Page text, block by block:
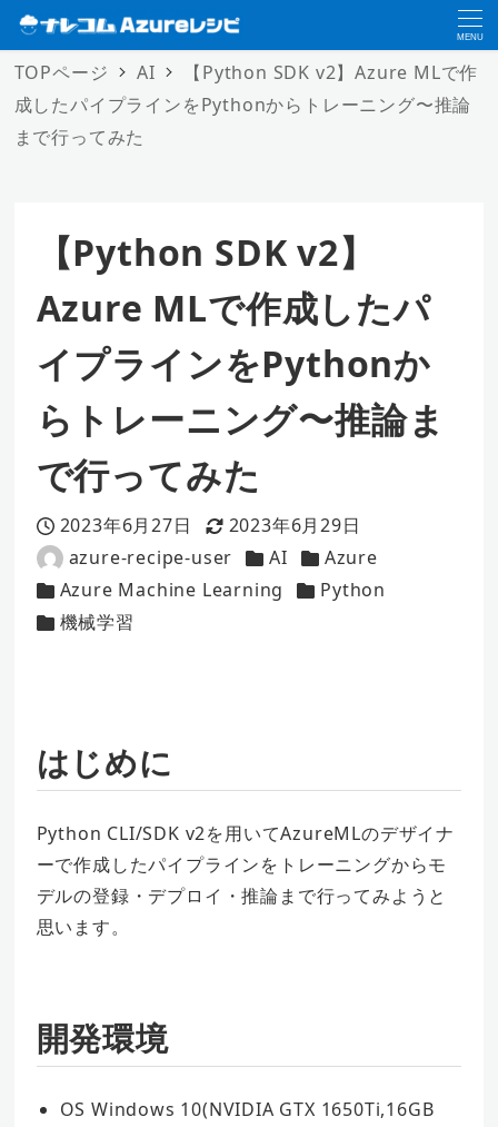
MENU
TOPページ AI
【Python SDK v2】Azure MLで作
成したパイプラインをPythonからトレーニング〜推論
まで行ってみた
【Python SDK v2】
Azure MLで作成したパ
イプラインをPythonか
らトレーニング〜推論ま
で行ってみた
投稿日
2023年6月27日
更新日
2023年6月29日
著
者
azure-recipe-user
カテゴリー
AI
カテゴリー
Azure
カテゴリー
Azure Machine Learning
カテゴリー
Python
カテゴリー
機械学習
はじめに
Python CLI/SDK v2を用いてAzureMLのデザイナ
ーで作成したパイプラインをトレーニングからモ
デルの登録・デプロイ・推論まで行ってみようと
思います。
開発環境
OS Windows 10(NVIDIA GTX 1650Ti,16GB